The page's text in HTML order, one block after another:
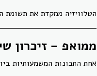
הטלוויזיה ממקדת את תשומת
ממואפ – זיכרון
אחת התכונות המשמעותיות